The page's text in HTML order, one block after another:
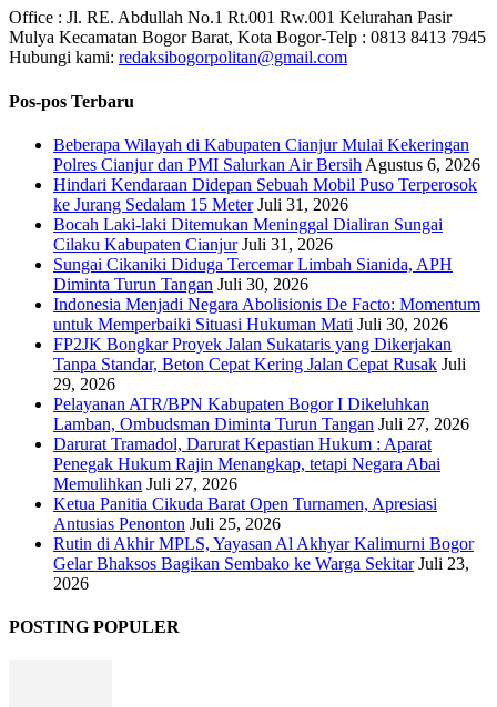
Office : Jl. RE. Abdullah No.1 Rt.001 Rw.001 Kelurahan Pasir
Mulya Kecamatan Bogor Barat, Kota Bogor-Telp : 0813 8413 7945
Hubungi kami: redaksibogorpolitan@gmail.com
Pos-pos Terbaru
Beberapa Wilayah di Kabupaten Cianjur Mulai Kekeringan
Polres Cianjur dan PMI Salurkan Air Bersih Agustus 6, 2026
Hindari Kendaraan Didepan Sebuah Mobil Puso Terperosok
ke Jurang Sedalam 15 Meter Juli 31, 2026
Bocah Laki-laki Ditemukan Meninggal Dialiran Sungai
Cilaku Kabupaten Cianjur Juli 31, 2026
Sungai Cikaniki Diduga Tercemar Limbah Sianida, APH
Diminta Turun Tangan Juli 30, 2026
‎Indonesia Menjadi Negara Abolisionis De Facto: Momentum
untuk Memperbaiki Situasi Hukuman Mati Juli 30, 2026
FP2JK Bongkar Proyek Jalan Sukataris yang Dikerjakan
Tanpa Standar, Beton Cepat Kering Jalan Cepat Rusak Juli
29, 2026
Pelayanan ATR/BPN Kabupaten Bogor I Dikeluhkan
Lamban, Ombudsman Diminta Turun Tangan Juli 27, 2026
Darurat Tramadol, Darurat Kepastian Hukum : Aparat
Penegak Hukum Rajin Menangkap, tetapi Negara Abai
Memulihkan Juli 27, 2026
Ketua Panitia Cikuda Barat Open Turnamen, Apresiasi
Antusias Penonton Juli 25, 2026
Rutin di Akhir MPLS, Yayasan Al Akhyar Kalimurni Bogor
Gelar Bhaksos Bagikan Sembako ke Warga Sekitar Juli 23,
2026
POSTING POPULER